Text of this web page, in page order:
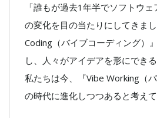
「誰もが過去1年半でソフトウ
の変化を目の当たりにしてきま
Coding（バイブコーディング）
し、人々がアイデアを形にでき
私たちは今、『Vibe Working（
の時代に進化しつつあると考えて